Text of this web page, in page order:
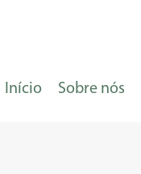
Início Sobre nós